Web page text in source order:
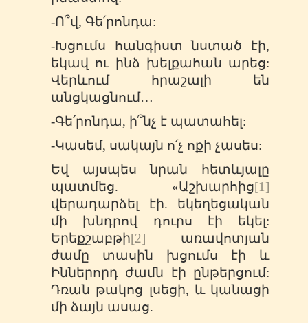
-Ո՞վ, Գե՛րոնդա:
-Խցումս հանգիստ նստած էի,
եկավ ու ինձ խելքահան արեց:
Վերևում հրաշալի են
անցկացնում…
-Գե՛րոնդա, ի՞նչ է պատահել:
-Կասեմ, սակայն ո՛չ ոքի չասես:
Եվ այսպես նրան հետևյալը
պատմեց. «Աշխարհից[1]
վերադարձել էի. եկեղեցական
մի խնդրով դուրս էի եկել:
Երեքշաբթի[2] առավոտյան
ժամը տասին խցումս էի և
Իններորդ ժամն էի ընթերցում:
Դռան թակոց լսեցի, և կանացի
մի ձայն ասաց.